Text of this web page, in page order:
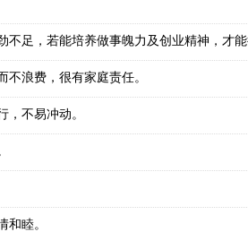
足，若能培养做事魄力及创业精神，才能
浪费，很有家庭责任。
不易冲动。
和睦。